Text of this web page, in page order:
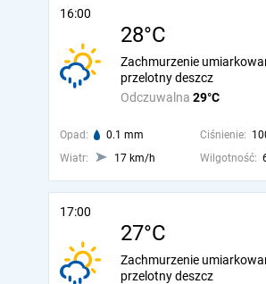
16:00
28°C
Odczuwalna 29°C
Zachmurzenie
przelotny deszcz
Opad: 0.1 mm Ciśnienie:
Wiatr:
17 km/h Wilgotność:
17:00
27°C
Zachmurzenie
przelotny deszcz